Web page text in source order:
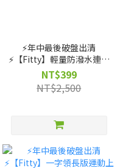
⚡️年中最後破盤出清
⚡️【Fitty】輕量防潑水連帽
機能外套（剩 S, M, L, XL
號）
NT$399
NT$2,500